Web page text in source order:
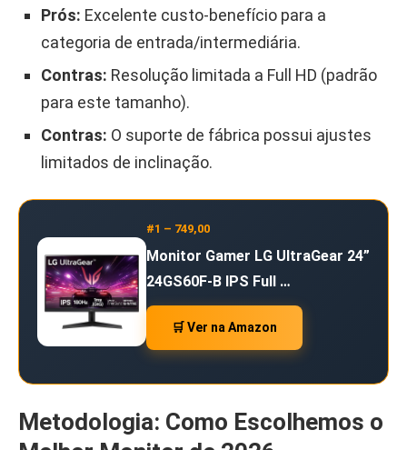
Prós: Excelente custo-benefício para a
categoria de entrada/intermediária.
Contras: Resolução limitada a Full HD (padrão
para este tamanho).
Contras: O suporte de fábrica possui ajustes
limitados de inclinação.
#1 – 749,00
Monitor Gamer LG UltraGear 24”
24GS60F-B IPS Full …
🛒 Ver na Amazon
Metodologia: Como Escolhemos o